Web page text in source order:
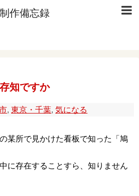
作備忘録
知ですか
,東京・千葉,気になる
某所で見かけた看板で知った「鳩
に存在することすら、知りません